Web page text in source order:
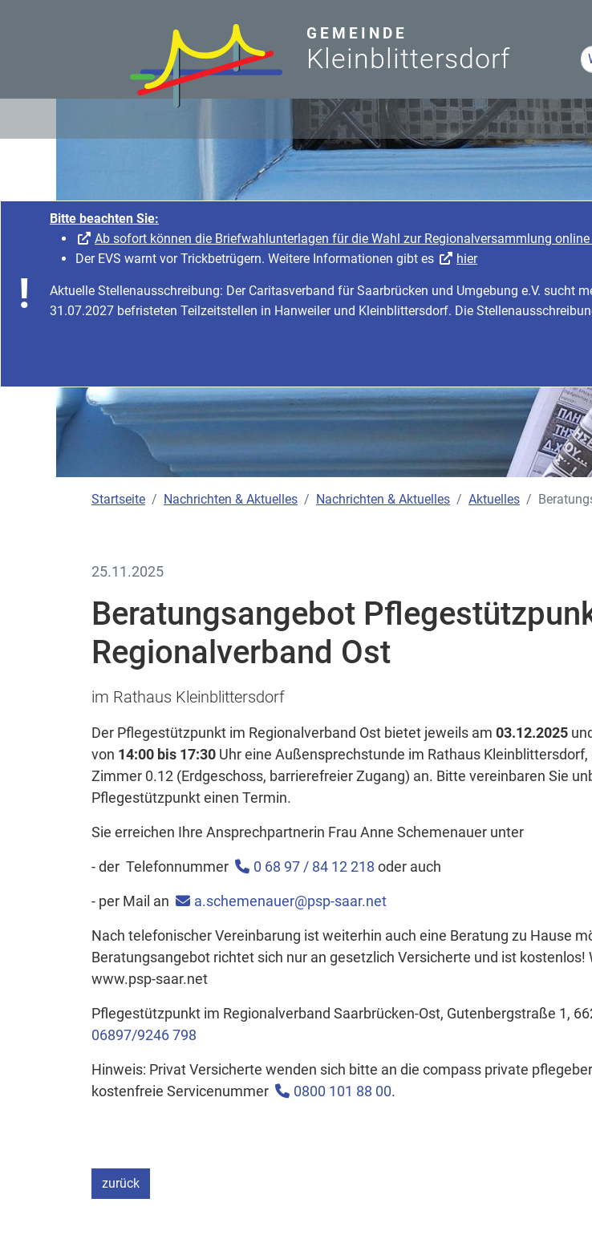
Bitte beachten Sie:
Ab sofort können die Briefwahlunterlagen für die Wahl zur Regionalversammlung
Der EVS warnt vor Trickbetrügern. Weitere Informationen gibt es
hier
Aktuelle Stellenausschreibung: Der Caritasverband für Saarbrücken und Umgebung e.V.
31.07.2027 befristeten Teilzeitstellen in Hanweiler und Kleinblittersdorf. Die
GEMEINDE
Kleinblittersdorf
Startseite Nachrichten & Aktuelles Nachrichten & Aktuelles Aktuelles
25.11.2025
Beratungsangebot
Regionalverband Ost
im Rathaus Kleinblittersdorf
Der Pflegestützpunkt im Regionalverband Ost bietet jeweils am 03.12.2025
von 14:00 bis 17:30 Uhr eine Außensprechstunde im Rathaus
Zimmer 0.12 (Erdgeschoss, barrierefreier Zugang) an. Bitte vereinbaren Sie
Pflegestützpunkt einen Termin.
Sie erreichen Ihre Ansprechpartnerin Frau Anne Schemenauer unter
- der Telefonnummer 0 68 97 / 84 12 218 oder auch
- per Mail an a.schemenauer@psp-saar.net
Nach telefonischer Vereinbarung ist weiterhin auch eine Beratung zu Hause
Beratungsangebot richtet sich nur an gesetzlich Versicherte und ist kostenlos!
www.psp-saar.net
Pflegestützpunkt im Regionalverband Saarbrücken-Ost, Gutenbergstraße 1,
06897/9246 798
Hinweis: Privat Versicherte wenden sich bitte an die compass private
kostenfreie Servicenummer
0800 101 88 00.
zurück